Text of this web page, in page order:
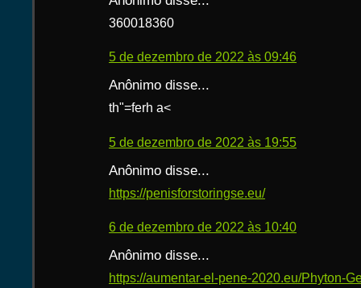
360018360
5 de dezembro de 2022 às 09:46
Anônimo disse...
th"=ferh a<
5 de dezembro de 2022 às 19:55
Anônimo disse...
https://penisforstoringse.eu/
6 de dezembro de 2022 às 10:40
Anônimo disse...
https://aumentar-el-pene-2020.eu/Phyton-